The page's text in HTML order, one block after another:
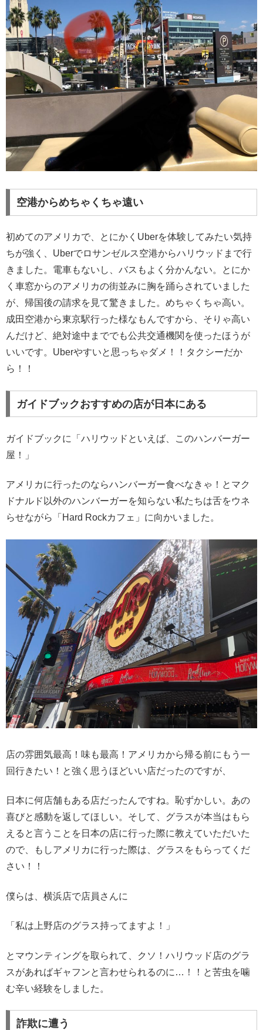
空港からめちゃくちゃ遠い
初めてのアメリカで、とにかくUberを体験してみたい気持
ちが強く、Uberでロサンゼルス空港からハリウッドまで行
きました。電車もないし、バスもよく分かんない。とにか
く車窓からのアメリカの街並みに胸を踊らされていました
が、帰国後の請求を見て驚きました。めちゃくちゃ高い。
成田空港から東京駅行った様なもんですから、そりゃ高い
んだけど、絶対途中まででも公共交通機関を使ったほうが
いいです。Uberやすいと思っちゃダメ！！タクシーだか
ら！！
ガイドブックおすすめの店が日本にある
ガイドブックに「ハリウッドといえば、このハンバーガー
屋！」
アメリカに行ったのならハンバーガー食べなきゃ！とマク
ドナルド以外のハンバーガーを知らない私たちは舌をウネ
らせながら「Hard Rockカフェ」に向かいました。
店の雰囲気最高！味も最高！アメリカから帰る前にもう一
回行きたい！と強く思うほどいい店だったのですが、
日本に何店舗もある店だったんですね。恥ずかしい。あの
喜びと感動を返してほしい。そして、グラスが本当はもら
えると言うことを日本の店に行った際に教えていただいた
ので、もしアメリカに行った際は、グラスをもらってくだ
さい！！
僕らは、横浜店で店員さんに
「私は上野店のグラス持ってますよ！」
とマウンティングを取られて、クソ！ハリウッド店のグラ
スがあればギャフンと言わせられるのに…！！と苦虫を噛
む辛い経験をしました。
詐欺に遭う